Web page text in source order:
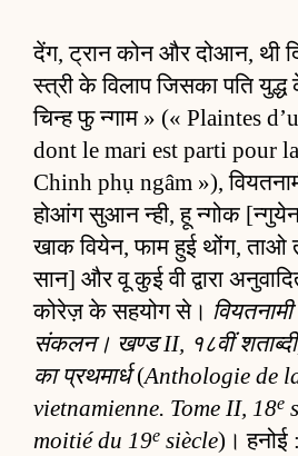
देंग, ट्रान कोन और दोआन, थी
स्त्री के विलाप जिसका पति
चिन्ह फु न्गाम » (« Plaintes
dont le mari est parti pour
Chinh phụ ngâm »),
होआंग सुआन न्ही, हू न्गोक
खाक वियेन, फाम हुई थोंग, ताओ
सान] और वू कुई वी द्वारा
कोरेज़ के सहयोग से।
संकलन। खण्ड II, १८वीं शताब्दी,
का प्रथमार्ध(Anthologie de
vietnamienne. Tome II, 18e
moitié du 19e siècle)। हनोई